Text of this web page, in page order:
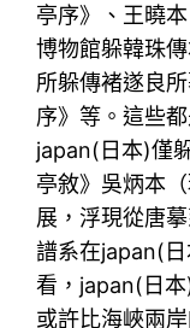
亭序》、王曉
博物館躲韓珠
所躲傳褚遂良
序》等。這些
japan(日本)僅
亭敘》吳炳本
展，浮現從唐
譜系在japan(
看，japan(日
或許比海峽兩